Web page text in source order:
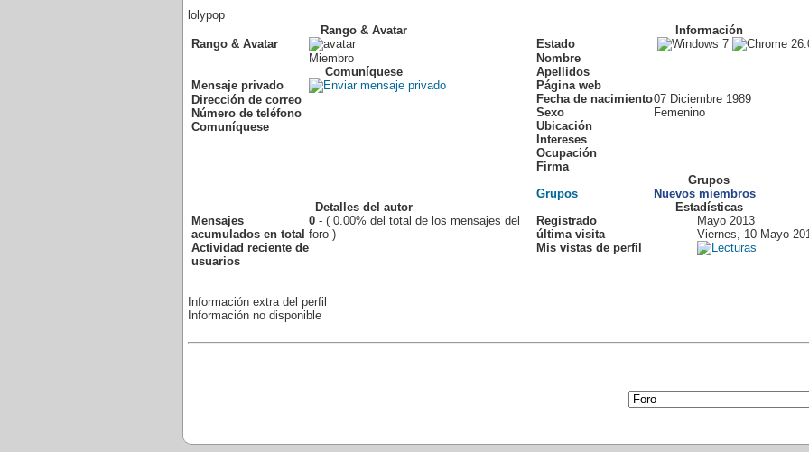
lolypop
Rango & Avatar
Rango & Avatar
Miembro
Comuníquese
Mensaje privado
Dirección de correo
Número de teléfono
Comuníquese
Información
Estado
Nombre
Apellidos
Página web
Fecha de nacimiento07 Diciembre 1989
Sexo
Femenino
Ubicación
Intereses
Ocupación
Firma
Grupos
Grupos
Nuevos miembros
Detalles del autor
Mensajes
acumulados en total
0 - ( 0.00% del total de los mensajes del
foro )
Actividad reciente de
usuarios
Estadísticas
Registrado
Mayo 2013
última visita
Viernes, 10 Mayo
Mis vistas de perfil
Información extra del perfil
Información no disponible